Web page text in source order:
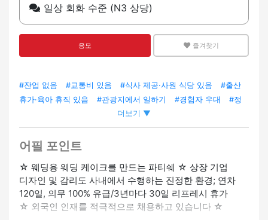
일상 회화 수준 (N3 상당)
응모 즐겨찾기
#잔업 없음 #교통비 있음 #식사 제공·사원 식당 있음
#출산
휴가·육아 휴직 있음
#관광지에서 일하기 #경험자 우대
#정
#대기업 (직원 1,000명 이상)
#어학 능력을 살릴 수 있음
#특정기능자 고용 기업
#외국인 직
원 재적
#외국인 직원 채용 실적 있음
더보기 ▼
어필 포인트
☆ 웨딩용 웨딩 케이크를 만드는 파티쉐 ☆ 상장 기업
디자인 및 감리도 사내에서 수행하는 진정한 환경; 연차
120일, 의무 100% 유급/3년마다 30일 리프레시 휴가
☆ 외국인 인재를 적극적으로 채용하고 있습니다 ☆